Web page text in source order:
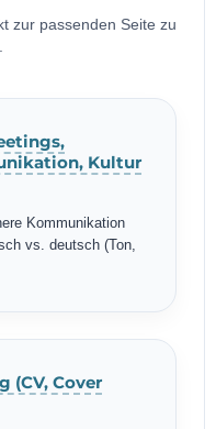
zur passenden Seite zu
Kultur
Kommunikation
vs. deutsch (Ton,
(CV, Cover